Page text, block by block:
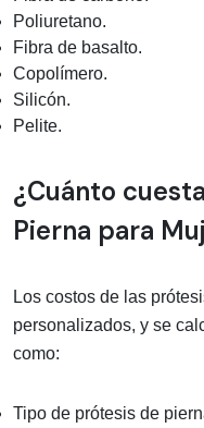
Poliuretano.
Fibra de basalto.
Copolímero.
Silicón.
Pelite.
¿Cuánto
Pierna para
Los costos de las
personalizados, y se
como:
Tipo de prótesis de